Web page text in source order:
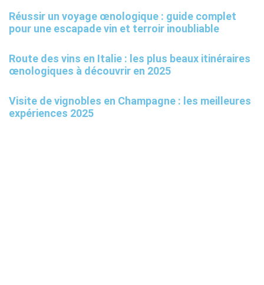
Réussir un voyage œnologique : guide complet
pour une escapade vin et terroir inoubliable
Route des vins en Italie : les plus beaux itinéraires
œnologiques à découvrir en 2025
Visite de vignobles en Champagne : les meilleures
expériences 2025